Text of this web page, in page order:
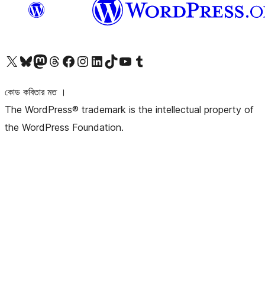
আমাদের X (আগের টুইটার) অ্যাকাউন্টে যানআমাদের Bluesky অ্যাকাউন্টটি দেখুনআমাদের মাস্টোডন অ্যাকাউন্টটি দেখুনআমাদের থ্রেডস অ্যাকাউন্টটি দেখুনআমাদের ফেসবুক পেজ দেখুনআমাদের ইন্সটাগ্রাম অ্যাকাউন্ট দেখুনআমাদের লিঙ্কডইন অ্যাকাউন্টে যানআমাদের TikTok অ্যাকাউন্টটি দেখুনআমাদের ইউটিউব চ্যানেলে যান আমাদের টাম্বলার অ্যাকাউন্ট দেখুন
কোড কবিতার মত ।
The WordPress® trademark is the intellectual property of
the WordPress Foundation.